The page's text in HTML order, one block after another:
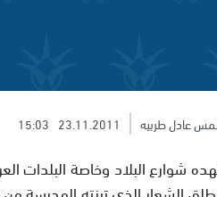
عادل طربيه 23.11.2011
15:03
البلاد وخاصة البلدات